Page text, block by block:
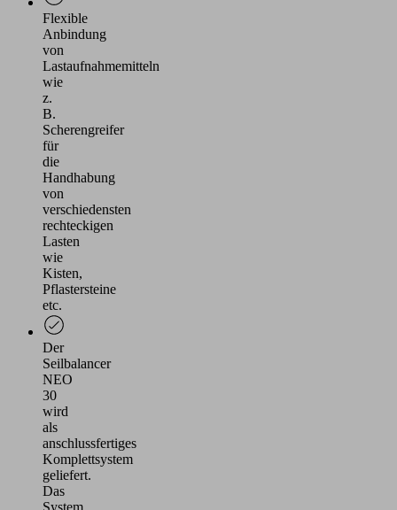
Flexible
Anbindung
von
Lastaufnahmemitteln
wie
z.
B.
Scherengreifer
für
die
Handhabung
von
verschiedensten
rechteckigen
Lasten
wie
Kisten,
Pflastersteine
etc.
Der
Seilbalancer
NEO
30
wird
als
anschlussfertiges
Komplettsystem
geliefert.
Das
System